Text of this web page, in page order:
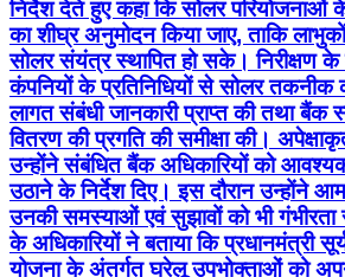
उन्होंने संबंधित बैंक अधिकारियों को
उठाने के निर्देश दिए। इस दौरान उन्होंने
उनकी समस्याओं एवं सुझावों को भी गंभीरता
के अधिकारियों ने बताया कि प्रधानमंत्री
योजना के अंतर्गत घरेलू उपभोक्ताओं को
लगाने के लिए आकर्षक सब्सिडी उपलब्ध
अपनी आवश्यकता के अनुरूप सोलर संयंत्र
उत्पादन कर सकते हैं तथा अतिरिक्त
आर्थिक लाभ भी प्राप्त कर सकते हैं। आवेदन
ऑनलाइन एवं सरल है तथा विभाग द्वारा